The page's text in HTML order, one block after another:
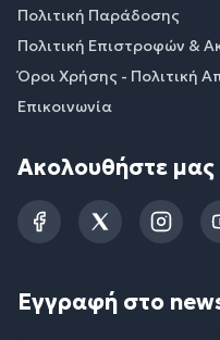
Πολιτική Παράδοσης
Πολιτική Επιστροφών &
Όροι Χρήσης - Πολιτική
Επικοινωνία
Ακολουθήστε μας
FacebookTwitter
Εγγραφή στο